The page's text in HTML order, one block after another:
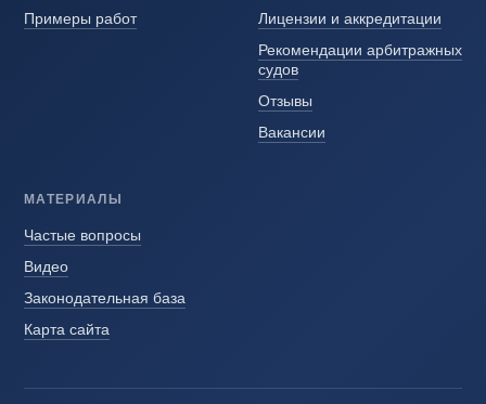
Примеры работ
Лицензии и аккредитации
Рекомендации арбитражных
судов
Отзывы
Вакансии
МАТЕРИАЛЫ
Частые вопросы
Видео
Законодательная база
Карта сайта